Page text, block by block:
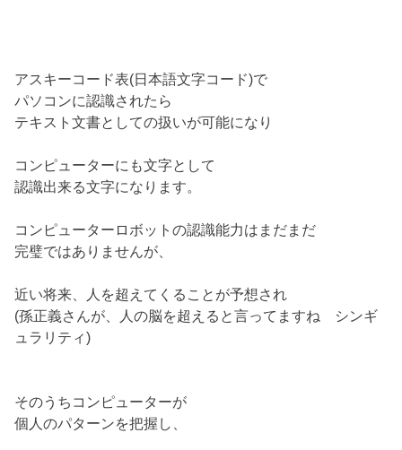
アスキーコード表(日本語文字コード)で
パソコンに認識されたら
テキスト文書としての扱いが可能になり
コンピューターにも文字として
認識出来る文字になります。
コンピューターロボットの認識能力はまだまだ
完璧ではありませんが、
近い将来、人を超えてくることが予想され
(孫正義さんが、人の脳を超えると言ってますね シンギ
ュラリティ)
そのうちコンピューターが
個人のパターンを把握し、